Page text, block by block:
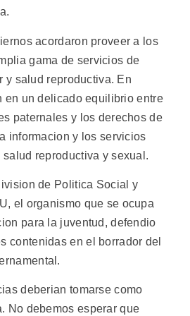
acordaron proveer a los
gama de servicios de
y salud reproductiva. En
en un delicado equilibrio entre
paternales y los derechos de
informacion y los servicios
reproductiva y sexual.
de Politica Social y
el organismo que se ocupa
para la juventud, defendio
contenidas en el borrador del
deberian tomarse como
No debemos esperar que